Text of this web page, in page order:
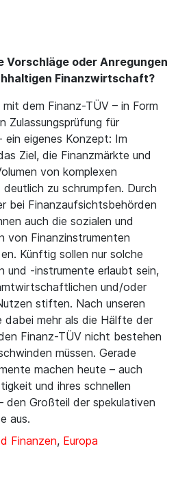
Vorschläge oder Anregungen
Finanzwirtschaft?
dem Finanz-TÜV – in Form
Zulassungsprüfung für
ein eigenes Konzept: Im
Ziel, die Finanzmärkte und
von komplexen
zu schrumpfen. Durch
bei Finanzaufsichtsbehörden
auch die sozialen und
von Finanzinstrumenten
Künftig sollen nur solche
und -instrumente erlaubt sein,
und/oder
stiften. Nach unseren
dabei mehr als die Hälfte der
Finanz-TÜV nicht bestehen
müssen. Gerade
machen heute – auch
und ihres schnellen
den Großteil der spekulativen
aus.
Finanzen, Europa